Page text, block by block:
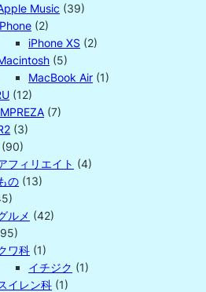
Music (39)
(2)
iPhone XS (2)
(5)
MacBook Air (1)
(12)
(7)
(3)
(90)
フィリエイト (4)
の (13)
ルメ (42)
ワ科 (1)
イチジク (1)
イレン科 (1)